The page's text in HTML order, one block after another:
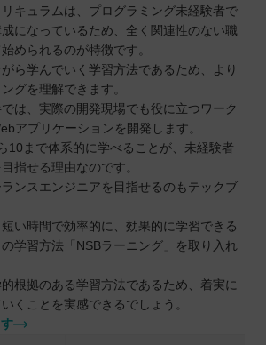
キュラムは、プログラミング未経験者で
になっているため、全く関連性のない職
められるのが特徴です。
ら学んでいく学習方法であるため、より
グを理解できます。
は、実際の開発現場でも役に立つワーク
アプリケーションを開発します。
10まで体系的に学べることが、未経験者
指せる理由なのです。
ンスエンジニアを目指せるのもテックブ
い時間で効率的に、効果的に学習できる
学習方法「NSBラーニング」を取り入れ
的根拠のある学習方法であるため、着実に
くことを実感できるでしょう。
す